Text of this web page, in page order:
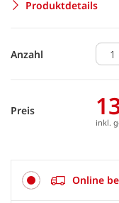
Produktdetails
Anzahl
Preis
inkl.
Online